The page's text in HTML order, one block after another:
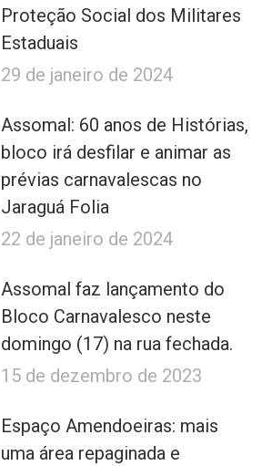
Proteção Social dos Militares
Estaduais
29 de janeiro de 2024
Assomal: 60 anos de Histórias,
bloco irá desfilar e animar as
prévias carnavalescas no
Jaraguá Folia
22 de janeiro de 2024
Assomal faz lançamento do
Bloco Carnavalesco neste
domingo (17) na rua fechada.
15 de dezembro de 2023
Espaço Amendoeiras: mais
uma área repaginada e